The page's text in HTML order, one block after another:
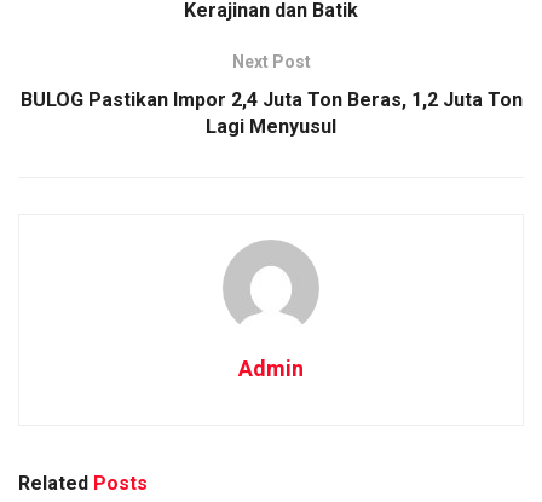
Kerajinan dan Batik
Next Post
BULOG Pastikan Impor 2,4 Juta Ton Beras, 1,2 Juta Ton
Lagi Menyusul
Admin
Related Posts